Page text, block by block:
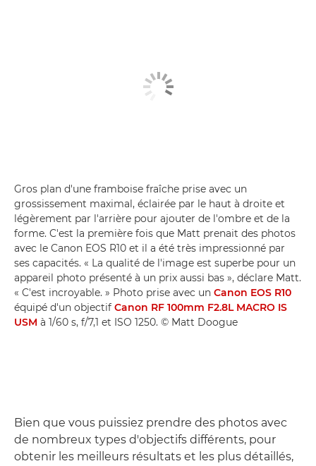
Gros plan d'une framboise fraîche prise avec un
grossissement maximal, éclairée par le haut à droite et
légèrement par l'arrière pour ajouter de l'ombre et de la
forme. C'est la première fois que Matt prenait des photos
avec le Canon EOS R10 et il a été très impressionné par
ses capacités. « La qualité de l'image est superbe pour un
appareil photo présenté à un prix aussi bas », déclare Matt.
« C'est incroyable. » Photo prise avec un Canon EOS R10
équipé d'un objectif Canon RF 100mm F2.8L MACRO IS
USM à 1/60 s, f/7,1 et ISO 1250. © Matt Doogue
Bien que vous puissiez prendre des photos avec
de nombreux types d'objectifs différents, pour
obtenir les meilleurs résultats et les plus détaillés,